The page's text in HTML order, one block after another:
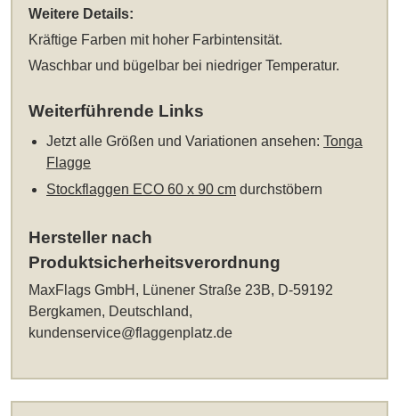
Weitere Details:
Kräftige Farben mit hoher Farbintensität.
Waschbar und bügelbar bei niedriger Temperatur.
Weiterführende Links
Jetzt alle Größen und Variationen ansehen:Tonga
Flagge
Stockflaggen ECO 60 x 90 cm durchstöbern
Hersteller nach
Produktsicherheitsverordnung
MaxFlags GmbH, Lünener Straße 23B, D-59192
Bergkamen, Deutschland,
kundenservice@flaggenplatz.de